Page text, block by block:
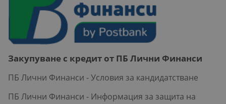
Закупуване с кредит от ПБ Лични Финанси
ПБ Лични Финанси - Условия за кандидатстване
ПБ Лични Финанси - Информация за защита на